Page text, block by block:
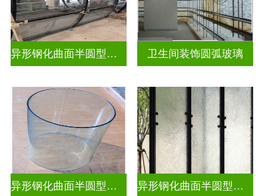
异形钢化曲面半圆型曲面玻璃 卫生间装饰圆弧玻璃
异形钢化曲面半圆型热弯玻璃 异形钢化曲面半圆型曲面玻璃